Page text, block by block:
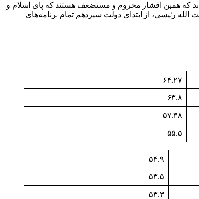
که همین اقشار محروم و مستضعف هستند که پای اسلام و
رئیسی، از ابتدای دولت سیزدهم تمام برنامه‌های
۶۴.۲۷
۶۳.۸
۵۷.۴۸
۵۵.۵
۵۴.۹
۵۳.۵
۵۳.۳